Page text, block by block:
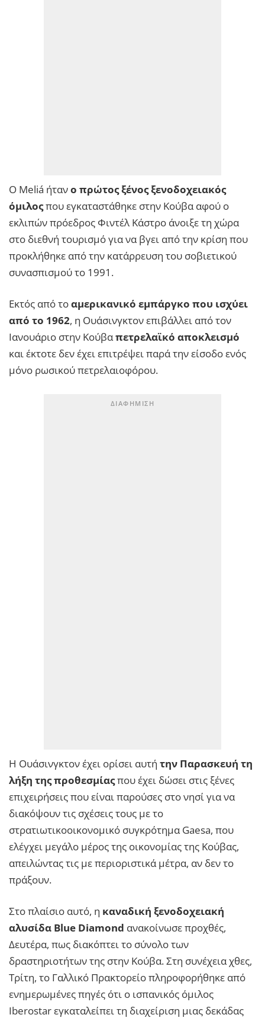
Ο Meliá ήτανο πρώτος ξένος ξενοδοχειακός
όμιλοςπου εγκαταστάθηκε στην Κούβα αφού ο
εκλιπών πρόεδρος Φιντέλ Κάστρο άνοιξε τη χώρα
στο διεθνή τουρισμό για να βγει από την κρίση που
προκλήθηκε από την κατάρρευση του σοβιετικού
συνασπισμού το 1991.
Εκτός από τοαμερικανικό εμπάργκο που ισχύει
από το 1962, η Ουάσινγκτον επιβάλλει από τον
Ιανουάριο στην Κούβαπετρελαϊκό αποκλεισμό
και έκτοτε δεν έχει επιτρέψει παρά την είσοδο ενός
μόνο ρωσικού πετρελαιοφόρου.
Η Ουάσινγκτον έχει ορίσει αυτή την Παρασκευή τη
λήξη της προθεσμίαςπου έχει δώσει στις ξένες
επιχειρήσεις που είναι παρούσες στο νησί για να
διακόψουν τις σχέσεις τους με το
στρατιωτικοοικονομικό συγκρότημα Gaesa, που
ελέγχει μεγάλο μέρος της οικονομίας της Κούβας,
απειλώντας τις με περιοριστικά μέτρα, αν δεν το
πράξουν.
Στο πλαίσιο αυτό, η καναδική ξενοδοχειακή
αλυσίδα Blue Diamond ανακοίνωσε προχθές,
Δευτέρα, πως διακόπτει το σύνολο των
δραστηριοτήτων της στην Κούβα. Στη συνέχεια χθες,
Τρίτη, το Γαλλικό Πρακτορείο πληροφορήθηκε από
ενημερωμένες πηγές ότι ο ισπανικός όμιλος
Iberostar εγκαταλείπει τη διαχείριση μιας δεκάδας